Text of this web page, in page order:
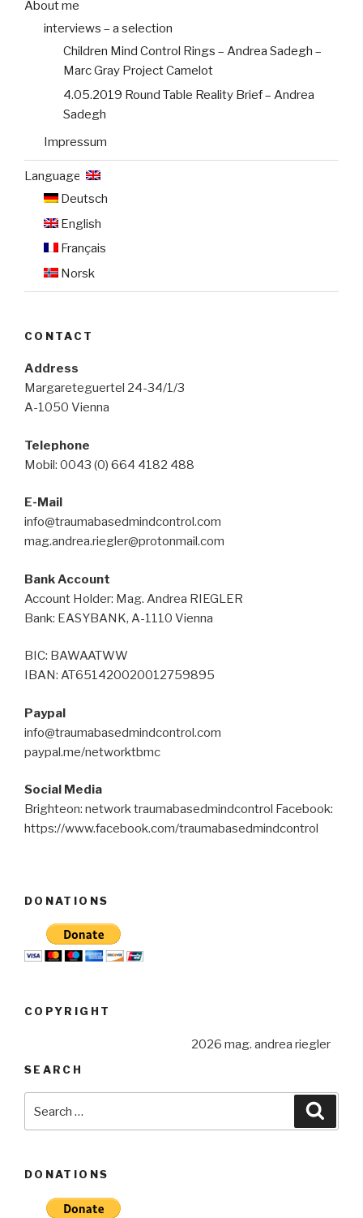
About me
interviews – a selection
Children Mind Control Rings – Andrea Sadegh –
Marc Gray Project Camelot
4.05.2019 Round Table Reality Brief – Andrea
Sadegh
Impressum
Language:
Deutsch
English
Français
Norsk
CONTACT
Address
Margareteguertel 24-34/1/3
A-1050 Vienna
Telephone
Mobil: 0043 (0) 664 4182 488
E-Mail
info@traumabasedmindcontrol.com
mag.andrea.riegler@protonmail.com
Bank Account
Account Holder: Mag. Andrea RIEGLER
Bank: EASYBANK, A-1110 Vienna
BIC: BAWAATWW
IBAN: AT651420020012759895
Paypal
info@traumabasedmindcontrol.com
paypal.me/networktbmc
Social Media
Brighteon: network traumabasedmindcontrol Facebook:
https://www.facebook.com/traumabasedmindcontrol
DONATIONS
COPYRIGHT
2026 mag. andrea riegler
SEARCH
DONATIONS